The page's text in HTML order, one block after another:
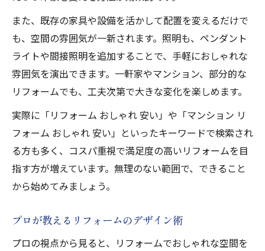
また、既存の家具や設備を活かして配置を変えるだけで
も、空間の雰囲気が一新されます。照明も、ペンダント
ライトや間接照明を追加することで、手軽におしゃれな
雰囲気を演出できます。一軒家やマンション、部分的な
リフォームでも、工夫次第で大きな変化を楽しめます。
実際に「リフォーム おしゃれ 安い」や「マンション リ
フォーム おしゃれ 安い」といったキーワードで検索され
る方も多く、コスパ重視で満足度の高いリフォームを目
指す方が増えています。無理のない範囲で、できること
から始めてみましょう。
プロが教えるリフォームのデザイン術
プロの視点から見ると、リフォームでおしゃれな空間を